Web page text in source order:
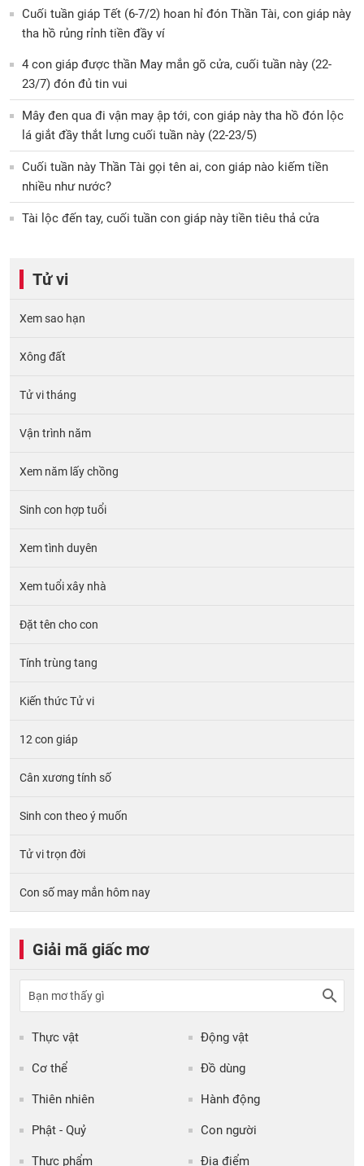
Cuối tuần giáp Tết (6-7/2) hoan hỉ đón Thần Tài, con giáp này
tha hồ rủng rỉnh tiền đầy ví
4 con giáp được thần May mắn gõ cửa, cuối tuần này (22-
23/7) đón đủ tin vui
Mây đen qua đi vận may ập tới, con giáp này tha hồ đón lộc
lá giắt đầy thắt lưng cuối tuần này (22-23/5)
Cuối tuần này Thần Tài gọi tên ai, con giáp nào kiếm tiền
nhiều như nước?
Tài lộc đến tay, cuối tuần con giáp này tiền tiêu thả cửa
Tử vi
Xem sao hạn
Xông đất
Tử vi tháng
Vận trình năm
Xem năm lấy chồng
Sinh con hợp tuổi
Xem tình duyên
Xem tuổi xây nhà
Đặt tên cho con
Tính trùng tang
Kiến thức Tử vi
12 con giáp
Cân xương tính số
Sinh con theo ý muốn
Tử vi trọn đời
Con số may mắn hôm nay
Giải mã giấc mơ
Thực vật Động vật
Cơ thể Đồ dùng
Thiên nhiên Hành động
Phật - Quỷ Con người
Thực phẩm Địa điểm